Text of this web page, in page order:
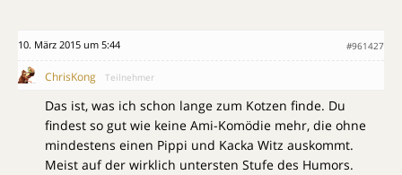
10. März 2015 um 5:44 #961427
ChrisKong Teilnehmer
Das ist, was ich schon lange zum Kotzen finde. Du
findest so gut wie keine Ami-Komödie mehr, die ohne
mindestens einen Pippi und Kacka Witz auskommt.
Meist auf der wirklich untersten Stufe des Humors.